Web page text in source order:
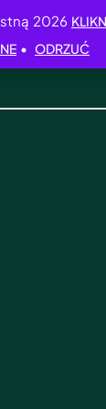
2026
• ODRZUĆ